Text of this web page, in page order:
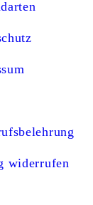
widerrufen